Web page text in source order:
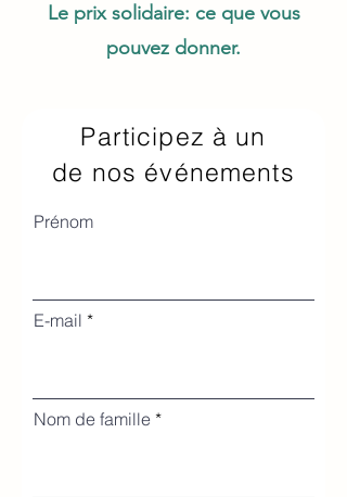
Le prix solidaire: ce que vous
pouvez donner.
Participez à un
de nos événements
Prénom
E-mail
Nom de famille